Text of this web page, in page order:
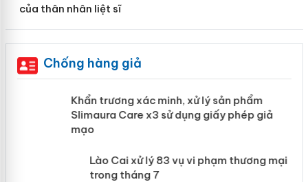
của thân nhân liệt sĩ
Chống hàng giả
Khẩn trương xác minh, xử lý sản phẩm
Slimaura Care x3 sử dụng giấy phép giả
mạo
Lào Cai xử lý 83 vụ vi phạm thương mại
trong tháng 7